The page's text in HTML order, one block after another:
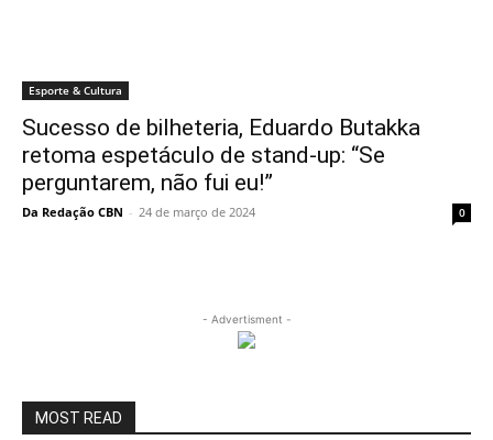
Esporte & Cultura
Sucesso de bilheteria, Eduardo Butakka
retoma espetáculo de stand-up: “Se
perguntarem, não fui eu!”
Da Redação CBN - 24 de março de 2024 0
- Advertisment -
MOST READ